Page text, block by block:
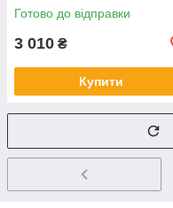
Готово до відправки
3 010 ₴
Купити